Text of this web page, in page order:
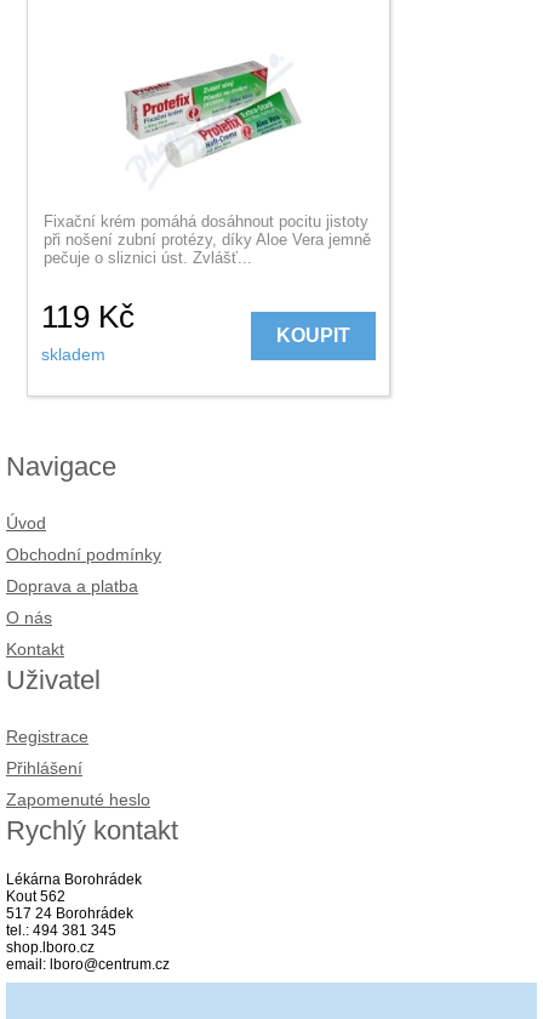
Fixační krém pomáhá dosáhnout pocitu jistoty
při nošení zubní protézy, díky Aloe Vera jemně
pečuje o sliznici úst. Zvlášť...
119 Kč
skladem
KOUPIT
Navigace
Úvod
Obchodní podmínky
Doprava a platba
O nás
Kontakt
Uživatel
Registrace
Přihlášení
Zapomenuté heslo
Rychlý kontakt
Lékárna Borohrádek
Kout 562
517 24 Borohrádek
tel.: 494 381 345
shop.lboro.cz
email: lboro@centrum.cz